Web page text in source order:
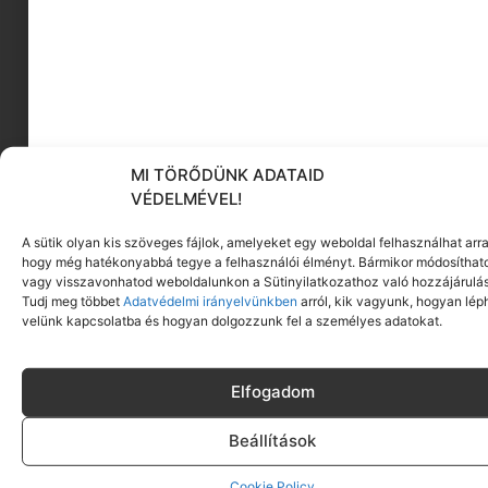
MI TÖRŐDÜNK ADATAID
VÉDELMÉVEL!
A sütik olyan kis szöveges fájlok, amelyeket egy weboldal felhasználhat
hogy még hatékonyabbá tegye a felhasználói élményt. Bármikor
vagy visszavonhatod weboldalunkon a Sütinyilatkozathoz való
Tudj meg többet Adatvédelmi irányelvünkben arról, kik vagyunk, hogyan
velünk kapcsolatba és hogyan dolgozzunk fel a személyes adatokat.
Elfogadom
Beállítások
Kutyanap speciális kollekciós kozmetikai táska.
Megnézem
Click to accept marketing cookies and enable
this content
CÍMKÉK:KAMASZ,KAMASZ BŐRÁPOLÁS
Ez is érdekelhet ebből a
kategóriából